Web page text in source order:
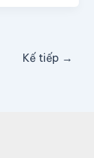
Kế tiếp →